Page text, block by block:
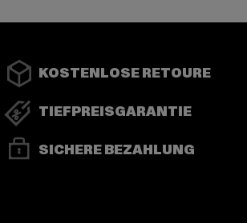
KOSTENLOSE RETOURE
TIEFPREISGARANTIE
SICHERE BEZAHLUNG